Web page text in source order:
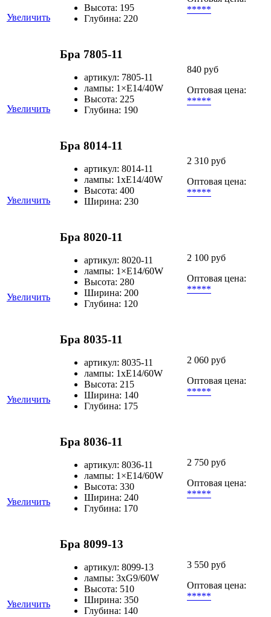
Увеличить
Высота: 195
Глубина: 220
*****
Увеличить
Бра 7805-11
артикул: 7805-11
лампы: 1×Е14/40W
Высота: 225
Глубина: 190
840 руб
Оптовая цена:
*****
Увеличить
Бра 8014-11
артикул: 8014-11
лампы: 1хЕ14/40W
Высота: 400
Ширина: 230
2 310 руб
Оптовая цена:
*****
Увеличить
Бра 8020-11
артикул: 8020-11
лампы: 1×Е14/60W
Высота: 280
Ширина: 200
Глубина: 120
2 100 руб
Оптовая цена:
*****
Увеличить
Бра 8035-11
артикул: 8035-11
лампы: 1хE14/60W
Высота: 215
Ширина: 140
Глубина: 175
2 060 руб
Оптовая цена:
*****
Увеличить
Бра 8036-11
артикул: 8036-11
лампы: 1×Е14/60W
Высота: 330
Ширина: 240
Глубина: 170
2 750 руб
Оптовая цена:
*****
Увеличить
Бра 8099-13
артикул: 8099-13
лампы: 3хG9/60W
Высота: 510
Ширина: 350
Глубина: 140
3 550 руб
Оптовая цена:
*****